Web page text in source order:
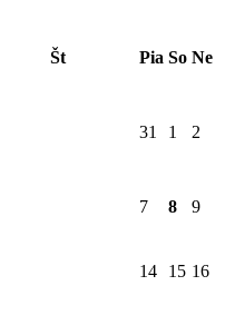
Št Pia So Ne
31 1 2
7 8 9
14 15 16